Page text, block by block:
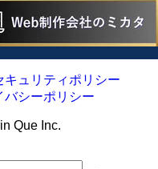
キュリティポリシー
バシーポリシー
Que Inc.